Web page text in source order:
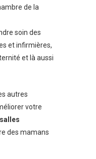
de la
soin des
et infirmières,
et là aussi
autres
votre
des mamans